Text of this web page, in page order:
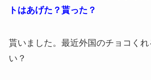
トはあげた？貰った？
貰いました。最近外国のチョコく
い？